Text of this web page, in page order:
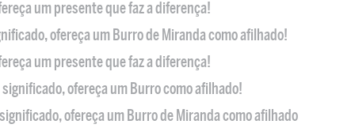
um presente que faz a diferença!
ofereça um Burro de Miranda como afilhado!
um presente que faz a diferença!
ofereça um Burro como afilhado!
ofereça um Burro de Miranda como afilhado